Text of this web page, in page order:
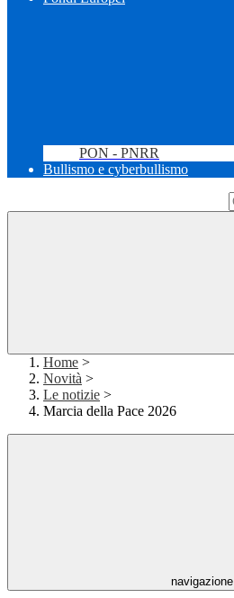
PON - PNRR
Bullismo e cyberbullismo
Home >
Novità >
Le notizie >
Marcia della Pace 2026
navigazione